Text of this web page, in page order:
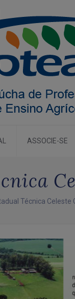
ASSOCIE-SE
Técnica Celeste